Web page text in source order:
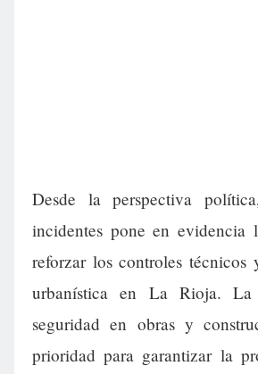
Desde la perspectiva
incidentes pone en evidencia
reforzar los controles técnicos
urbanística en La Rioja.
seguridad en obras y
prioridad para garantizar la